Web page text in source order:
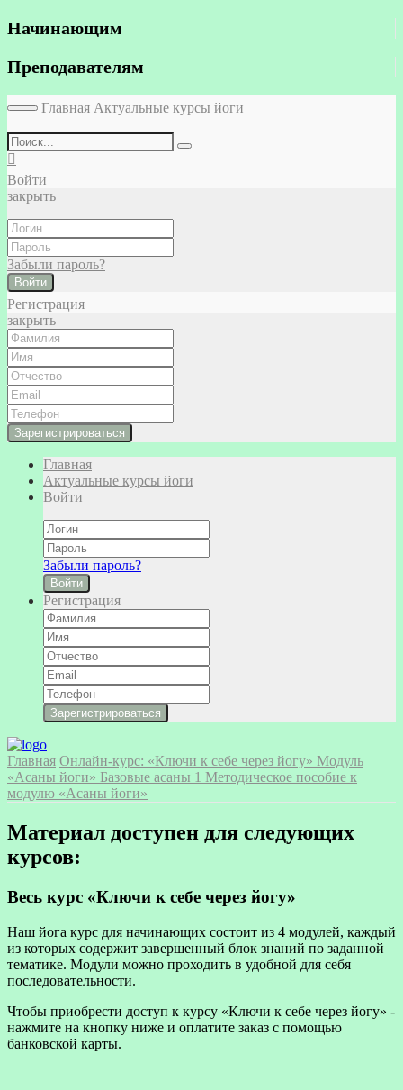
Начинающим
Преподавателям
Главная Актуальные курсы йоги
Войти
закрыть
Забыли пароль?
Войти
Регистрация
закрыть
Главная
Актуальные курсы йоги
Войти
Забыли пароль?
Войти
Регистрация
Главная Онлайн-курс: «Ключи к себе через йогу» Модуль
«Асаны йоги» Базовые асаны 1 Методическое пособие к
модулю «Асаны йоги»
Материал доступен для следующих
курсов:
Весь курс «Ключи к себе через йогу»
Наш йога курс для начинающих состоит из 4 модулей, каждый
из которых содержит завершенный блок знаний по заданной
тематике. Модули можно проходить в удобной для себя
последовательности.
Чтобы приобрести доступ к курсу «Ключи к себе через йогу» -
нажмите на кнопку ниже и оплатите заказ с помощью
банковской карты.